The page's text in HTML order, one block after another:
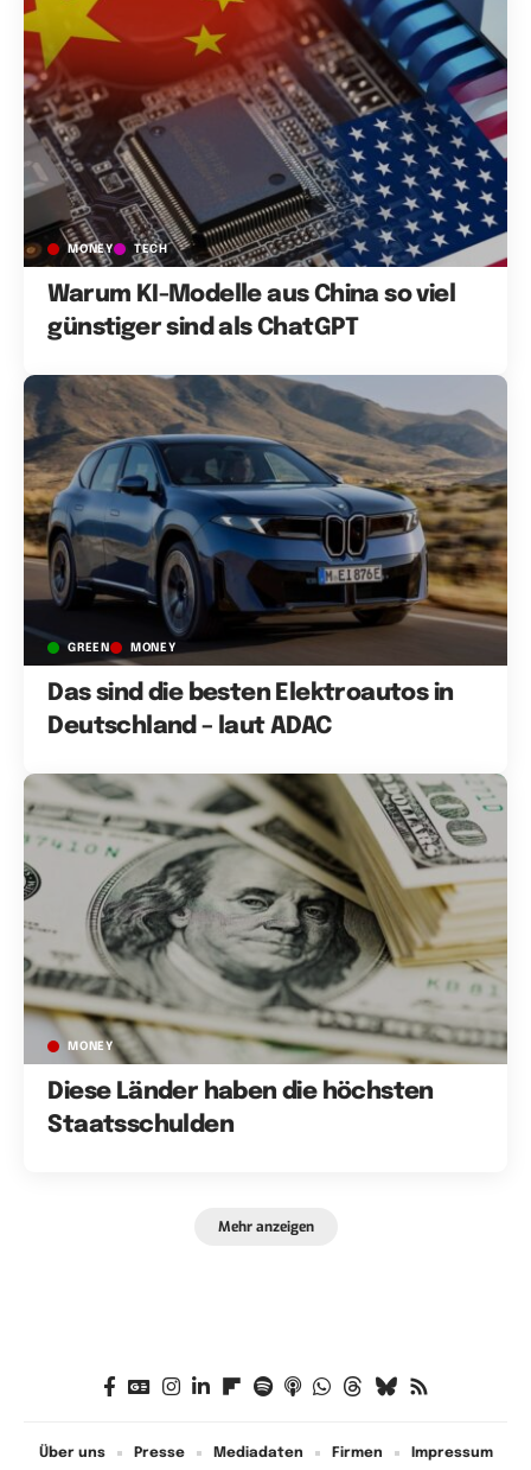
MONEY TECH
Warum KI-Modelle aus China so viel
günstiger sind als ChatGPT
GREEN MONEY
Das sind die besten Elektroautos in
Deutschland – laut ADAC
MONEY
Diese Länder haben die höchsten
Staatsschulden
Mehr anzeigen
Über uns Presse Mediadaten Firmen Impressum